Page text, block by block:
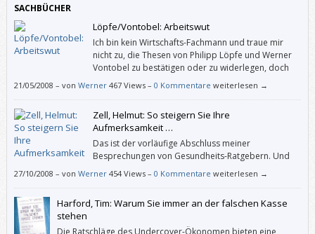
SACHBÜCHER
Löpfe/Vontobel: Arbeitswut
Ich bin kein Wirtschafts-Fachmann und traue mir
nicht zu, die Thesen von Philipp Löpfe und Werner
Vontobel zu bestätigen oder zu widerlegen, doch
ich finde ihren Ansatz “Steigende Produktivität führt
keine Arbeit haben, aber unbedingt eine haben wollen oder müssen).
21/05/2008 – von Werner 467 Views – 0 Kommentare weiterlesen →
Zell, Helmut: So steigern Sie Ihre
Aufmerksamkeit …
Das ist der vorläufige Abschluss meiner
Besprechungen von Gesundheits-Ratgebern. Und
während man in den meisten anderen Ratgebern
ausprobiert oder auch nicht, weiht Helmut Zell ausführlich und
verständlich in die „Theorie der Aufmerksamkeit“ ein.
27/10/2008 – von Werner 454 Views – 0 Kommentare weiterlesen →
Harford, Tim: Warum Sie immer an der falschen Kasse
stehen
Die Ratschläge des Undercover-Ökonomen bieten eine